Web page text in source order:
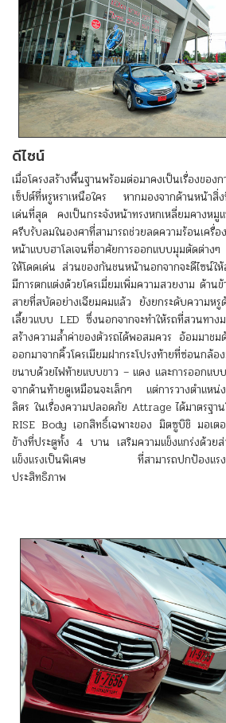
ดีไซน์
เมื่อโครงสร้างพื้นฐานพร้อมต่อมาคงเป็นเรื่องของ
เซ็ปต์ที่หรูหราเหนือใคร หากมองจากด้านหน้าสิ่
เด่นที่สุด คงเป็นกระจังหน้าทรงหกเหลี่ยมคางหมู
ครีบรับลมในองศาที่สามารถช่วยลดความร้อนเค
หน้าแบบฮาโลเจนที่อาศัยการออกแบบมุมตัดต่างๆ
ให้โดดเด่น ส่วนของกันชนหน้านอกจากจะดีไซน์ใ
มีการตกแต่งด้วยโครเมี่ยมเพิ่มความสวยงาม ด้าน
สายที่สบัดอย่างเฉียมคมแล้ว ยังยกระดับความหรู
เลี้ยวแบบ LED ซึ่งนอกจากจะทำให้รถที่สวนทาง
สร้างความล้ำค่าของตัวรถได้พอสมควร อ้อมมาช
ออกมาจากคิ้วโครเมียมฝากระโปรงท้ายที่ซ่อน
ขนาบด้วยไฟท้ายแบบขาว – แดง และการออกแบ
จากด้านท้ายดูเหมือนจะเล็กๆ แต่การวางตำแห
ลิตร ในเรื่องความปลอดภัย Attrage ได้มาตรฐาน
RISE Body เอกสิทธิ์เฉพาะของ มิตซูบิชิ มอเต
ข้างที่ประตูทั้ง 4 บาน เสริมความแข็งแกร่งด้วยส่
แข็งแรงเป็นพิเศษ ที่สามารถปกป้องแรงกร
ประสิทธิภาพ